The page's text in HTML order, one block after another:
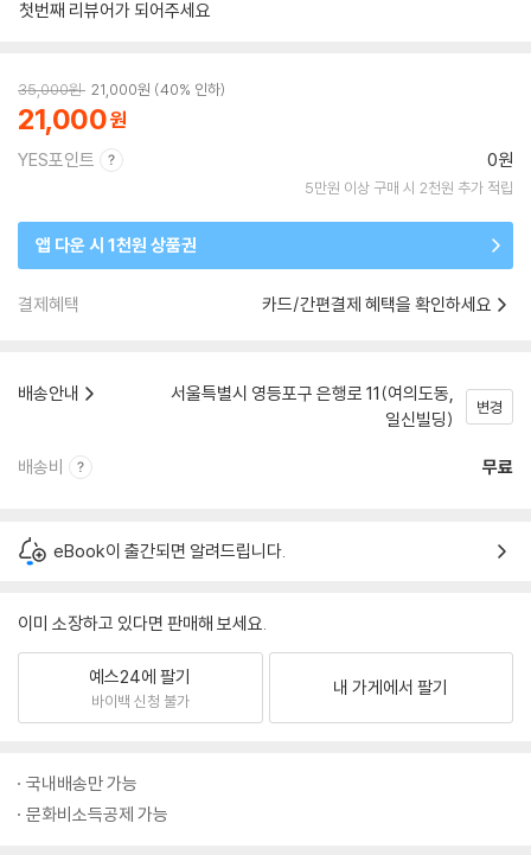
첫번째 리뷰어가 되어주세요
35,000원 21,000원 40% 인하
21,000
YES포인트 0원
5만원 이상 구매 시 2천원 추가 적립
앱 다운 시 1천원 상품권
결제혜택 카드/간편결제 혜택을 확인하세요
배송안내
서울특별시 영등포구 은행로 11(여의도동,
일신빌딩)
변경
배송비 무료
eBook이 출간되면 알려드립니다.
이미 소장하고 있다면 판매해 보세요.
예스24에 팔기
바이백 신청 불가
내 가게에서 팔기
국내배송만 가능
문화비소득공제 가능